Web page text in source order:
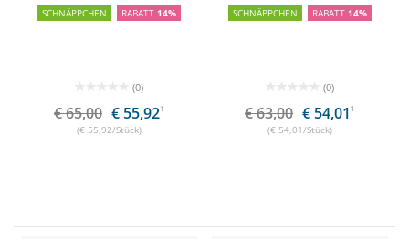
SCHNÄPPCHEN RABATT 14%
(0)
€ 65,00 € 55,921
(€ 55,92/Stück)
SCHNÄPPCHEN RABATT 14%
(0)
€ 63,00 € 54,01 1
(€ 54,01/Stück)